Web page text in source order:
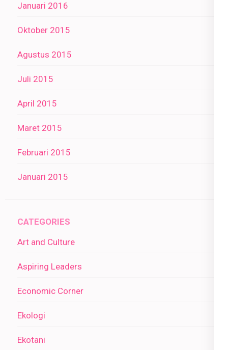
Januari 2016
Oktober 2015
Agustus 2015
Juli 2015
April 2015
Maret 2015
Februari 2015
Januari 2015
CATEGORIES
Art and Culture
Aspiring Leaders
Economic Corner
Ekologi
Ekotani